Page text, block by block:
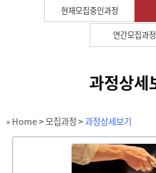
현재모집중인과정
연간모집과정
과정상세
» Home>모집과정>과정상세보기